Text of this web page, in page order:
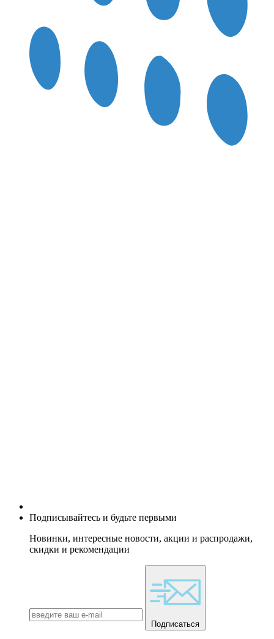
Подписывайтесь и будьте первыми
Новинки, интересные новости, акции и распродажи,
скидки и рекомендации
Подписаться